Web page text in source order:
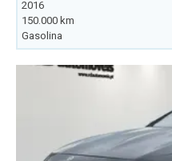
2016
150.000 km
Gasolina